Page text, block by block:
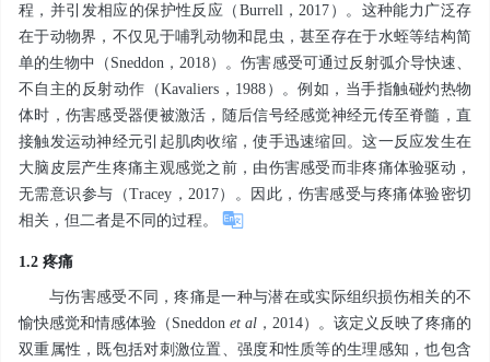
程，并引发相应的保护性反应（Burrell，2017）。这种能力广泛存
在于动物界，不仅见于哺乳动物和昆虫，甚至存在于水蛭等结构简
单的生物中（Sneddon，2018）。伤害感受可通过反射弧介导快速、
不自主的反射动作（Kavaliers，1988）。例如，当手指触碰灼热物
体时，伤害感受器便被激活，随后信号经感觉神经元传至脊髓，直
接触发运动神经元引起肌肉收缩，使手迅速缩回。这一反应发生在
大脑皮层产生疼痛主观感觉之前，由伤害感受而非疼痛体验驱动，
无需意识参与（Tracey，2017）。因此，伤害感受与疼痛体验密切
相关，但二者是不同的过程。
1.2 疼痛
与伤害感受不同，疼痛是一种与潜在或实际组织损伤相关的不
愉快感觉和情感体验（Sneddon et al ，2014）。该定义反映了疼痛的
双重属性，既包括对刺激位置、强度和性质等的生理感知，也包含